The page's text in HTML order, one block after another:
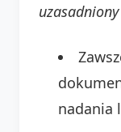
nadania